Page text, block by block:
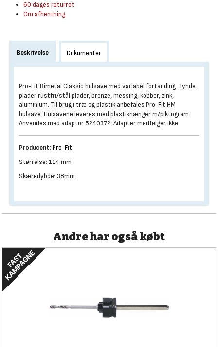
60 dages returret
Om afhentning
Beskrivelse Dokumenter
Pro-Fit Bimetal Classic hulsave med variabel fortanding. Tynde
plader rustfri/stål plader, bronze, messing, kobber, zink,
aluminium. Til brug i træ og plastik anbefales Pro-Fit HM
hulsave. Hulsavene leveres med plastikhænger m/piktogram.
Anvendes med adaptor 5240372. Adapter medfølger ikke.
Producent:Pro-Fit
Størrelse: 114 mm
Skæredybde: 38mm
Andre har også købt